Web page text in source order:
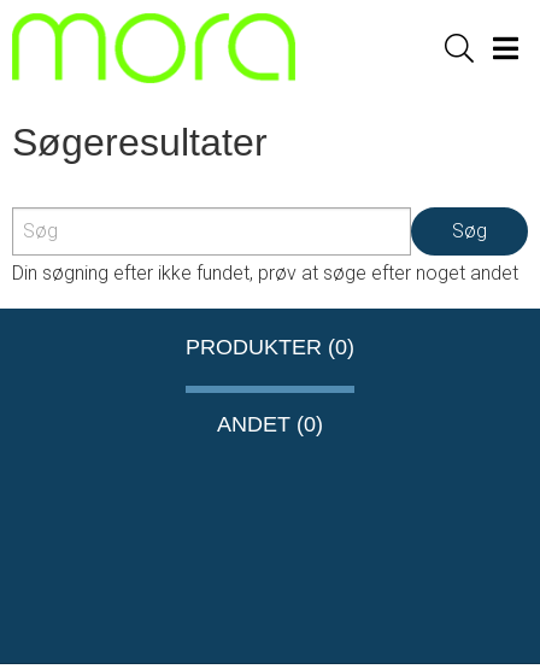
Sök
Søgeresultater
Søg
Din søgning efter ikke fundet, prøv at søge efter noget andet
PRODUKTER (0)
ANDET (0)